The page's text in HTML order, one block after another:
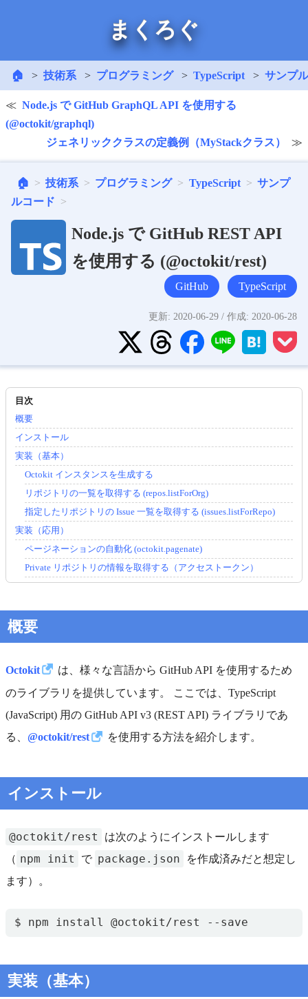
まくろぐ
🏠 技術系 プログラミング TypeScript サンプ
Node.js で GitHub GraphQL API を使用する
(@octokit/graphql)
ジェネリッククラスの定義例（MyStackクラス）
🏠 技術系 プログラミング TypeScript
サンプ
ルコード
Node.js で GitHub REST API
を使用する (@octokit/rest)
GitHub TypeScript
更新: 2020-06-29 / 作成: 2020-06-28
概要
インストール
実装（基本）
Octokit インスタンスを生成する
リポジトリの一覧を取得する (repos.listForOrg)
指定したリポジトリの Issue 一覧を取得する (issues.listForRepo)
実装（応用）
ページネーションの自動化 (octokit.pagenate)
Private リポジトリの情報を取得する（アクセストークン）
概要
Octokit
は、様々な言語から GitHub API を使用するため
のライブラリを提供しています。 ここでは、TypeScript
(JavaScript) 用の GitHub API v3 (REST API) ライブラリであ
る、 @octokit/rest を使用する方法を紹介します。
インストール
@octokit/rest
は次のようにインストールします
（ npm init で package.json
を作成済みだと想定し
ます）。
$ npm install @octokit/rest --save
実装（基本）